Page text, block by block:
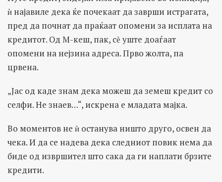
ѝ најавиле дека ќе почекаат да заврши истрагата,
пред да почнат да праќаат опомени за исплата на
кредитот. Од М-кеш, пак, сѐ уште доаѓаат
опомени на нејзина адреса. Прво жолта, па
црвена.
„Јас од каде знам дека можеш да земеш кредит со
селфи. Не знаев…“, искрена е младата мајка.
Во моментов не ѝ останува ништо друго, освен да
чека. И да се надева дека следниот повик нема да
биде од извршител што сака да ги наплати брзите
кредити.